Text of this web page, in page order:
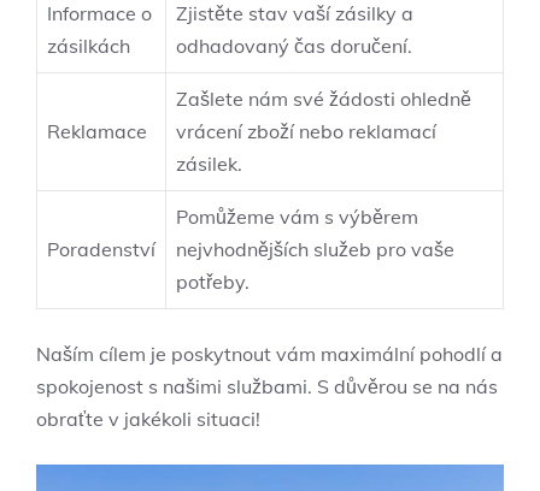
Informace o
zásilkách
Zjistěte stav vaší zásilky a
odhadovaný čas doručení.
Reklamace
Zašlete nám své žádosti ohledně
vrácení zboží nebo reklamací
zásilek.
Poradenství
Pomůžeme vám s výběrem
nejvhodnějších služeb pro vaše
potřeby.
Naším cílem je poskytnout vám maximální pohodlí a
spokojenost s našimi službami. S důvěrou se na nás
obraťte v jakékoli situaci!